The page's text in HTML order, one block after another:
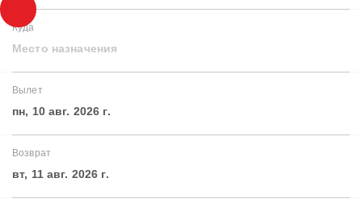
Куда
Место назначения
Вылет
пн, 10 авг. 2026 г.
Возврат
вт, 11 авг. 2026 г.